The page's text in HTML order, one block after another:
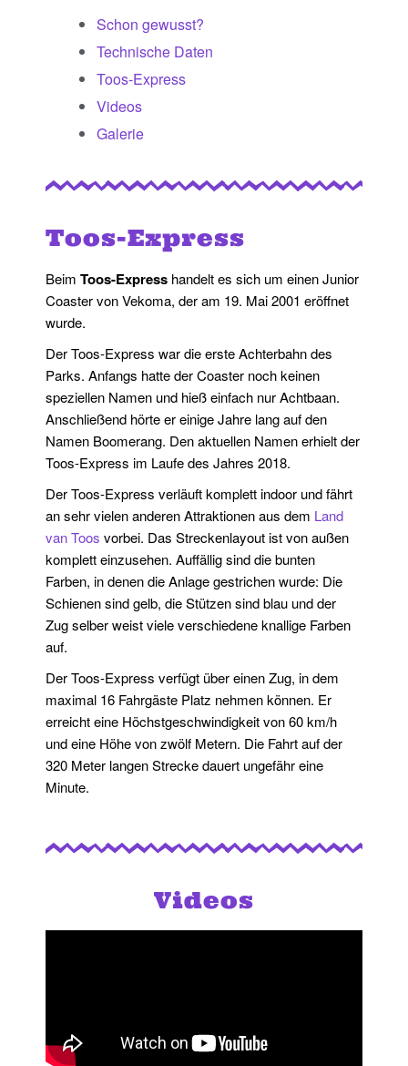
Schon gewusst?
Technische Daten
Toos-Express
Videos
Galerie
Toos-Express
BeimToos-Express handelt es sich um einen Junior
Coaster von Vekoma, der am 19. Mai 2001 eröffnet
wurde.
Der Toos-Express war die erste Achterbahn des
Parks. Anfangs hatte der Coaster noch keinen
speziellen Namen und hieß einfach nur Achtbaan.
Anschließend hörte er einige Jahre lang auf den
Namen Boomerang. Den aktuellen Namen erhielt der
Toos-Express im Laufe des Jahres 2018.
Der Toos-Express verläuft komplett indoor und fährt
an sehr vielen anderen Attraktionen aus dem Land
van Toos vorbei. Das Streckenlayout ist von außen
komplett einzusehen. Auffällig sind die bunten
Farben, in denen die Anlage gestrichen wurde: Die
Schienen sind gelb, die Stützen sind blau und der
Zug selber weist viele verschiedene knallige Farben
auf.
Der Toos-Express verfügt über einen Zug, in dem
maximal 16 Fahrgäste Platz nehmen können. Er
erreicht eine Höchstgeschwindigkeit von 60 km/h
und eine Höhe von zwölf Metern. Die Fahrt auf der
320 Meter langen Strecke dauert ungefähr eine
Minute.
Videos